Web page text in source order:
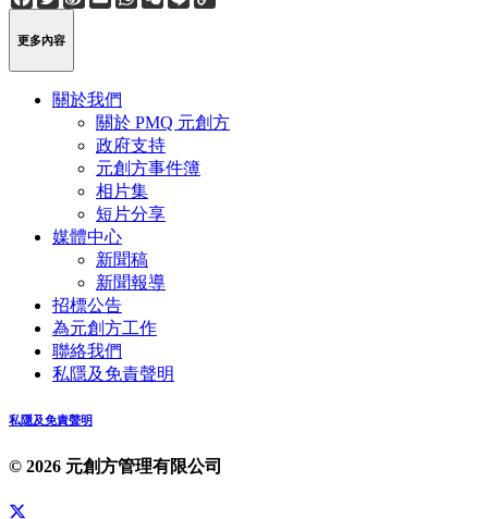
Weibo
更多內容
關於我們
關於 PMQ 元創方
政府支持
元創方事件簿
相片集
短片分享
媒體中心
新聞稿
新聞報導
招標公告
為元創方工作
聯絡我們
私隱及免責聲明
私隱及免責聲明
© 2026 元創方管理有限公司